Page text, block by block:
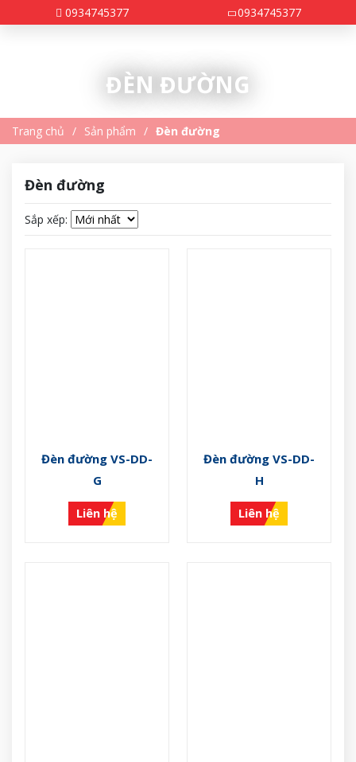
0934745377 0934745377
ĐÈN ĐƯỜNG
Trang chủ Sản phẩm Đèn đường
Đèn đường
Sắp xếp:
Đèn đường VS-DD-
G
Liên hệ
Đèn đường VS-DD-
H
Liên hệ